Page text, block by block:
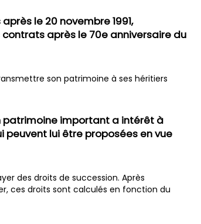
le 20 novembre 1991,
après le 70e anniversaire du
son patrimoine à ses héritiers
patrimoine important a intérêt à
lui être proposées en vue
des droits de succession. Après
ces droits sont calculés en fonction du